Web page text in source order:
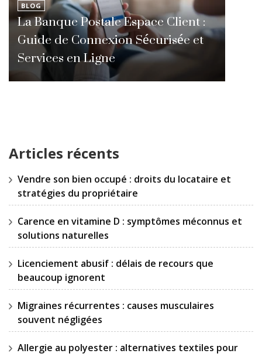
BLOG
La Banque Postale Espace Client :
Guide de Connexion Sécurisée et
Services en Ligne
Articles récents
Vendre son bien occupé : droits du locataire et
stratégies du propriétaire
Carence en vitamine D : symptômes méconnus et
solutions naturelles
Licenciement abusif : délais de recours que
beaucoup ignorent
Migraines récurrentes : causes musculaires
souvent négligées
Allergie au polyester : alternatives textiles pour